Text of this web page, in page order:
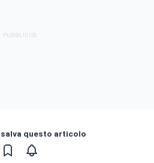
questo articolo